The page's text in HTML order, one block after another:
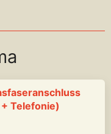
Telefonie)